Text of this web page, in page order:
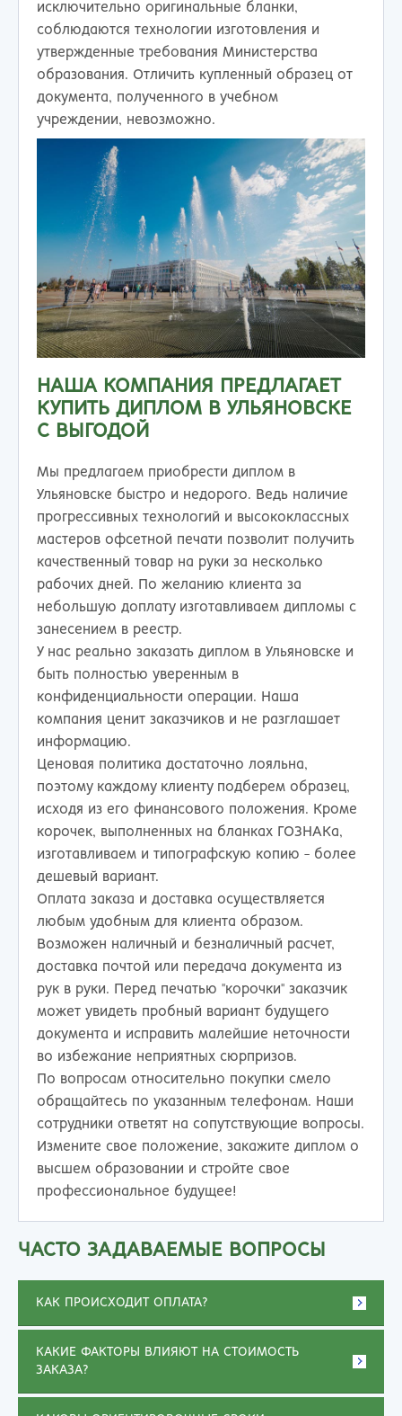
исключительно оригинальные бланки,
соблюдаются технологии изготовления и
утвержденные требования Министерства
образования. Отличить купленный образец от
документа, полученного в учебном
учреждении, невозможно.
НАША КОМПАНИЯ ПРЕДЛАГАЕТ
КУПИТЬ ДИПЛОМ В УЛЬЯНОВСКЕ
С ВЫГОДОЙ
Мы предлагаем приобрести диплом в
Ульяновске быстро и недорого. Ведь наличие
прогрессивных технологий и высококлассных
мастеров офсетной печати позволит получить
качественный товар на руки за несколько
рабочих дней. По желанию клиента за
небольшую доплату изготавливаем дипломы с
занесением в реестр.
У нас реально заказать диплом в Ульяновске и
быть полностью уверенным в
конфиденциальности операции. Наша
компания ценит заказчиков и не разглашает
информацию.
Ценовая политика достаточно лояльна,
поэтому каждому клиенту подберем образец,
исходя из его финансового положения. Кроме
корочек, выполненных на бланках ГОЗНАКа,
изготавливаем и типографскую копию - более
дешевый вариант.
Оплата заказа и доставка осуществляется
любым удобным для клиента образом.
Возможен наличный и безналичный расчет,
доставка почтой или передача документа из
рук в руки. Перед печатью "корочки" заказчик
может увидеть пробный вариант будущего
документа и исправить малейшие неточности
во избежание неприятных сюрпризов.
По вопросам относительно покупки смело
обращайтесь по указанным телефонам. Наши
сотрудники ответят на сопутствующие вопросы.
Измените свое положение, закажите диплом о
высшем образовании и стройте свое
профессиональное будущее!
ЧАСТО ЗАДАВАЕМЫЕ ВОПРОСЫ
КАК ПРОИСХОДИТ ОПЛАТА?
КАКИЕ ФАКТОРЫ ВЛИЯЮТ НА СТОИМОСТЬ
ЗАКАЗА?